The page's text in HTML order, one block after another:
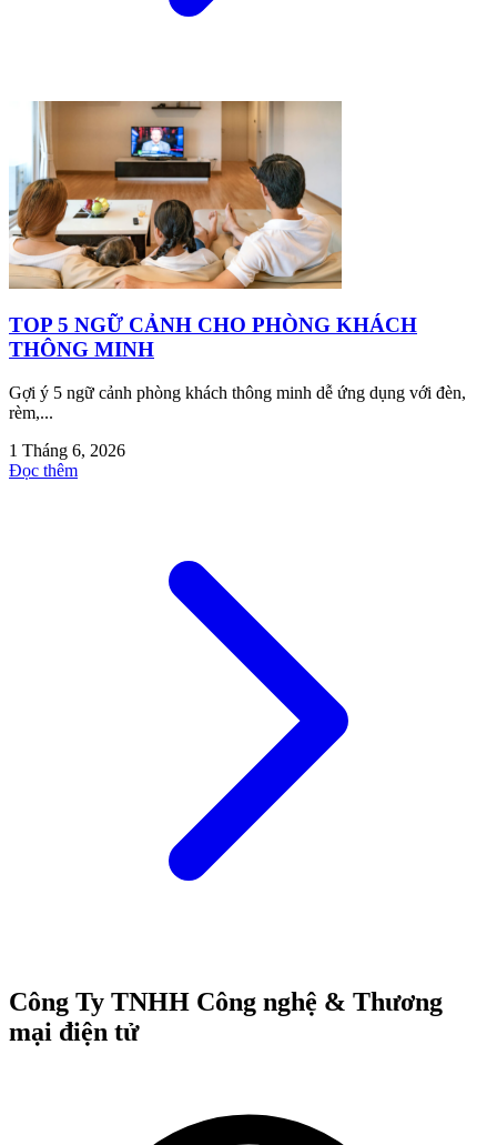
TOP 5 NGỮ CẢNH CHO PHÒNG KHÁCH
THÔNG MINH
Gợi ý 5 ngữ cảnh phòng khách thông minh dễ ứng dụng với đèn,
rèm,...
1 Tháng 6, 2026
Đọc thêm
Công Ty TNHH Công nghệ & Thương
mại điện tử